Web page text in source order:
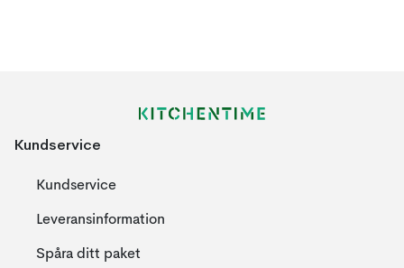
Kundservice
Kundservice
Leveransinformation
Spåra ditt paket